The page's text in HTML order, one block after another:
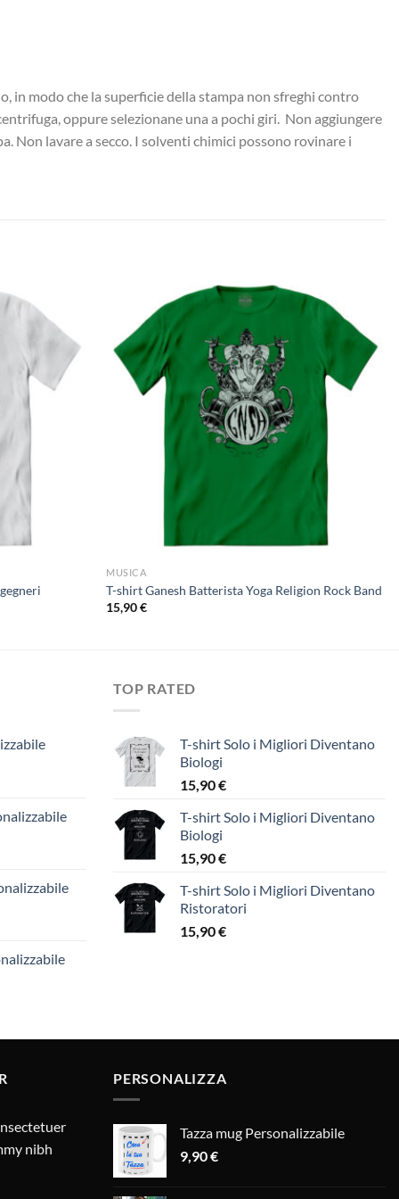
in modo che la superficie della stampa non sfreghi contro
oppure selezionane una a pochi giri. Non aggiungere
Non lavare a secco. I solventi chimici possono rovinare i
MUSICA
T-shirt Ganesh Batterista Yoga Religion Rock Band
15,90€
TOP RATED
T-shirt Solo i Migliori Diventano
Biologi
15,90€
T-shirt Solo i Migliori Diventano
Biologi
15,90€
T-shirt Solo i Migliori Diventano
Ristoratori
15,90€
nibh
PERSONALIZZA
Tazza mug Personalizzabile
9,90€